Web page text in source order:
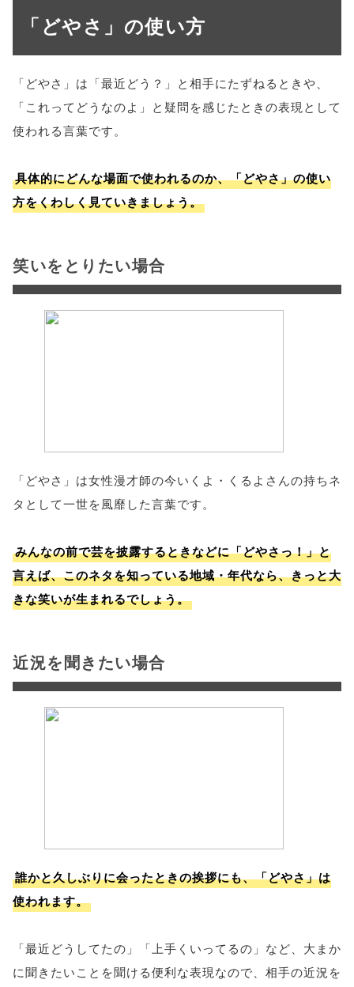
「どやさ」の使い方
「どやさ」は「最近どう？」と相手にたずねるときや、
「これってどうなのよ」と疑問を感じたときの表現として
使われる言葉です。
具体的にどんな場面で使われるのか、「どやさ」の使い
方をくわしく見ていきましょう。
笑いをとりたい場合
「どやさ」は女性漫才師の今いくよ・くるよさんの持ちネ
タとして一世を風靡した言葉です。
みんなの前で芸を披露するときなどに「どやさっ！」と
言えば、このネタを知っている地域・年代なら、きっと大
きな笑いが生まれるでしょう。
近況を聞きたい場合
誰かと久しぶりに会ったときの挨拶にも、「どやさ」は
使われます。
「最近どうしてたの」「上手くいってるの」など、大まか
に聞きたいことを聞ける便利な表現なので、相手の近況を